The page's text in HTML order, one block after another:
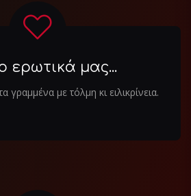
ερωτικά μας...
με τόλμη κι ειλικρίνεια.